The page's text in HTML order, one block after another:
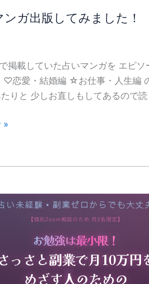
ガ出版してみました！
掲載していた占いマンガを エピ
♡恋愛・結婚編 ☆お仕事・人生編
りと 少しお直しもしてあるので
»